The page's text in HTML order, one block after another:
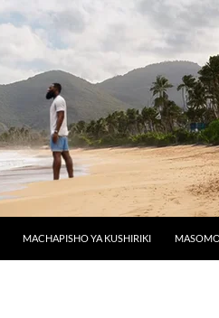
MACHAPISHO YA KUSHIRIKI